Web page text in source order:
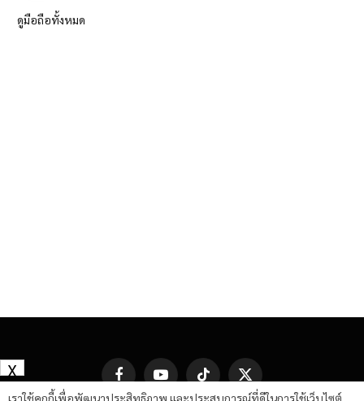
ดูมือถือทั้งหมด
FacebookYouTube TikTok
X
(Twitter)
เราใช้คุกกี้เพื่อพัฒนาประสิทธิภาพ และประสบการณ์ที่ดีในการใช้เว็บไซต์
X